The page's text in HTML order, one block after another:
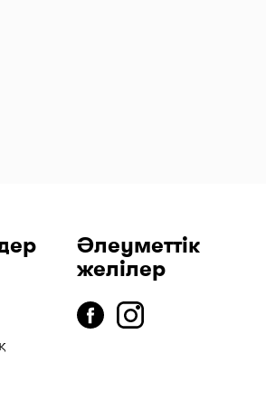
Әлеуметтік
желілер